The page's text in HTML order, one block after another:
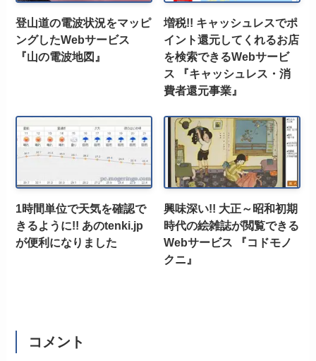
登山道の電波状況をマッピ
ングしたWebサービス
『山の電波地図』
増税!! キャッシュレスでポ
イント還元してくれるお店
を検索できるWebサービ
ス 『キャッシュレス・消
費者還元事業』
1時間単位で天気を確認で
きるように!! あのtenki.jp
が便利になりました
興味深い!! 大正～昭和初期
時代の絵雑誌が閲覧できる
Webサービス 『コドモノ
クニ』
コメント